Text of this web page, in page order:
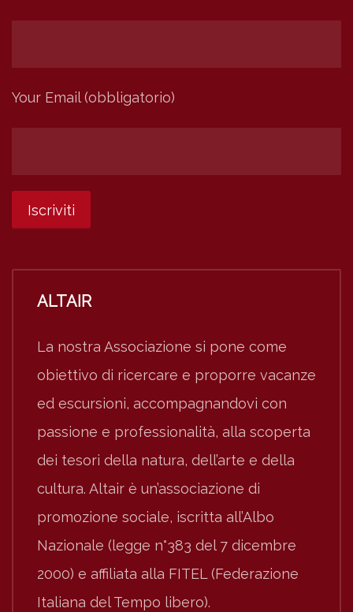
Your Email (obbligatorio)
ALTAIR
La nostra Associazione si pone come
obiettivo di ricercare e proporre vacanze
ed escursioni, accompagnandovi con
passione e professionalità, alla scoperta
dei tesori della natura, dell’arte e della
cultura. Altair è un’associazione di
promozione sociale, iscritta all’Albo
Nazionale (legge n°383 del 7 dicembre
2000) e affiliata alla FITEL (Federazione
Italiana del Tempo libero).